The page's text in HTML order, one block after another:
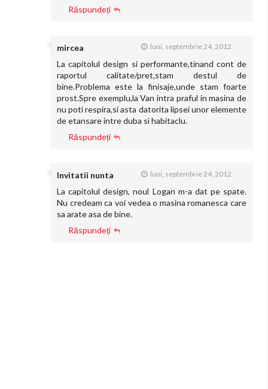
Răspundeți
mircea luni, septembrie 24, 2012
La capitolul design si performante,tinand cont de
raportul calitate/pret,stam destul de
bine.Problema este la finisaje,unde stam foarte
prost.Spre exemplu,la Van intra praful in masina de
nu poti respira,si asta datorita lipsei unor elemente
de etansare intre duba si habitaclu.
Răspundeți
Invitatii nunta luni, septembrie 24, 2012
La capitolul design, noul Logan m-a dat pe spate.
Nu credeam ca voi vedea o masina romanesca care
sa arate asa de bine.
Răspundeți